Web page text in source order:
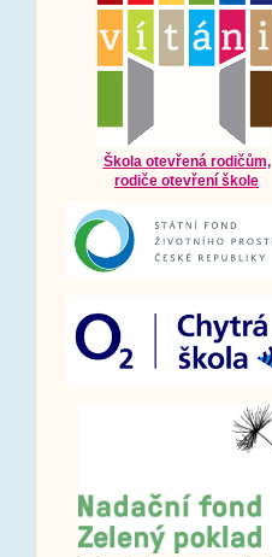
Škola otevřená rodičům,
rodiče otevření škole